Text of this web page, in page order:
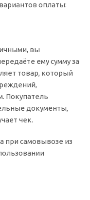
оплаты:
вы
ему сумму за
товар, который
Покупатель
документы,
чек.
при самовывозе из